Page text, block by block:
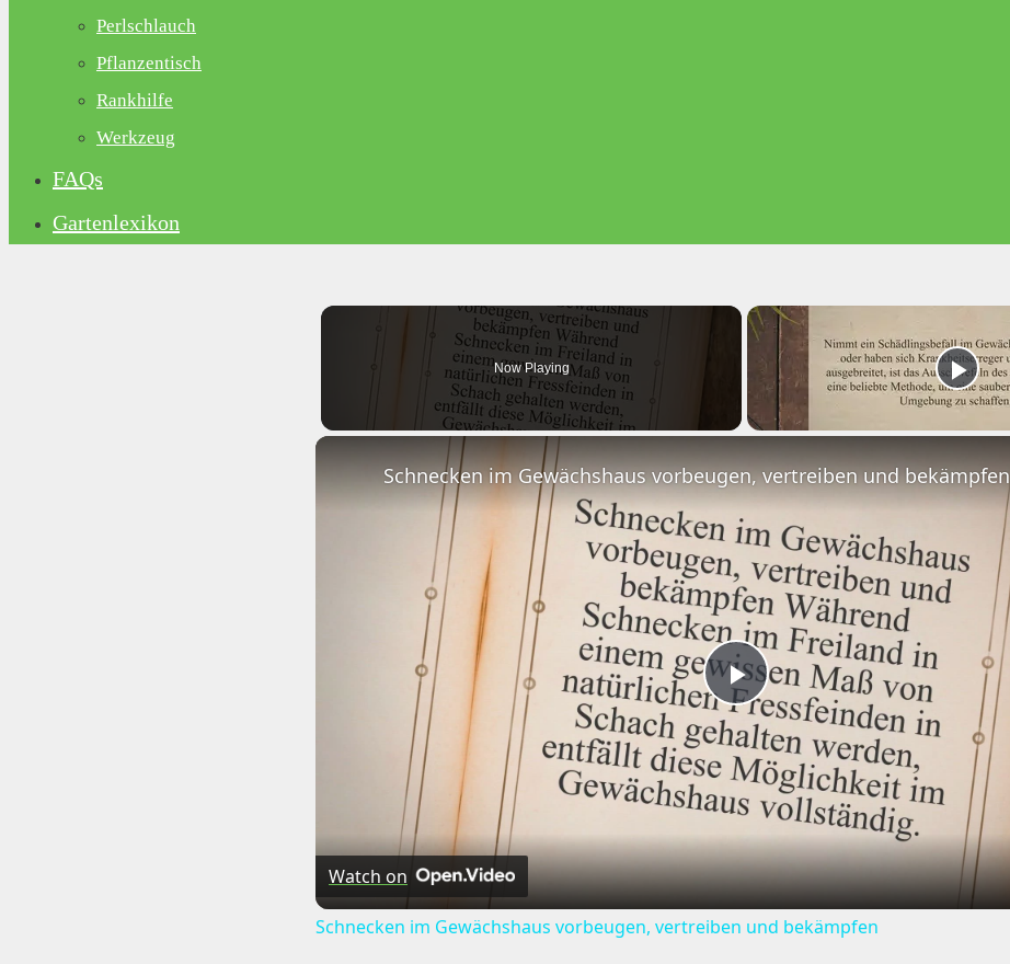
Perlschlauch
Pflanzentisch
Rankhilfe
Werkzeug
FAQs
Gartenlexikon
Now Playing
Play
Video
Schnecken im Gewächshaus vorbeugen, vertreiben und bekämpfen
Watch on
Schnecken im Gewächshaus vorbeugen, vertreiben und bekämpfen